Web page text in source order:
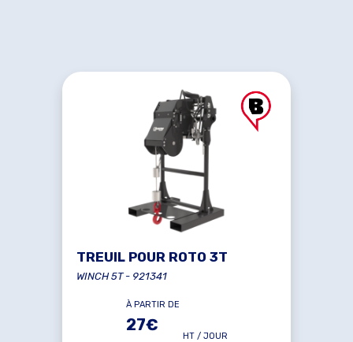
TREUIL POUR ROTO 3T
WINCH 5T - 921341
À PARTIR DE
27€
HT / JOUR